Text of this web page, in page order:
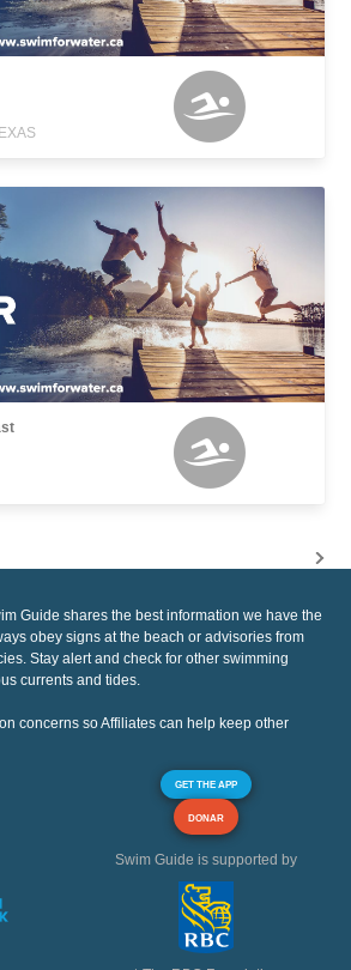
Guide shares the best information we have the
obey signs at the beach or advisories from
Stay alert and check for other swimming
currents and tides.
concerns so Affiliates can help keep other
GET THE APP
DONAR
Swim Guide is supported by